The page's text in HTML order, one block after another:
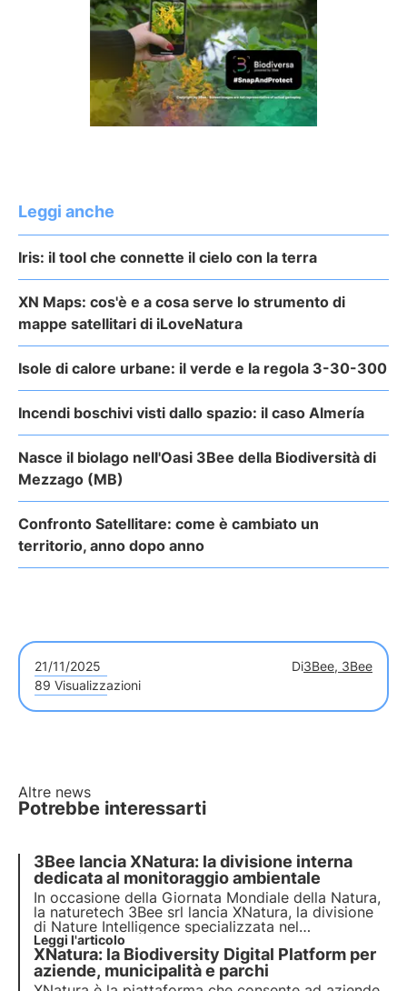
Leggi anche
Iris: il tool che connette il cielo con la terra
XN Maps: cos'è e a cosa serve lo strumento di
mappe satellitari di iLoveNatura
Isole di calore urbane: il verde e la regola 3-30-300
Incendi boschivi visti dallo spazio: il caso Almería
Nasce il biolago nell'Oasi 3Bee della Biodiversità di
Mezzago (MB)
Confronto Satellitare: come è cambiato un
territorio, anno dopo anno
21/11/2025 Di3Bee, 3Bee
89 Visualizzazioni
Altre news
Potrebbe interessarti
3Bee lancia XNatura: la divisione interna
dedicata al monitoraggio ambientale
In occasione della Giornata Mondiale della Natura,
la naturetech 3Bee srl lancia XNatura, la divisione
di Nature Intelligence specializzata nel
monitoraggio ambientale, che mira a digitalizzare
la gestione di impatti e rischi su natura,
biodiversità e clima.
Leggi l'articolo
XNatura: la Biodiversity Digital Platform per
aziende, municipalità e parchi